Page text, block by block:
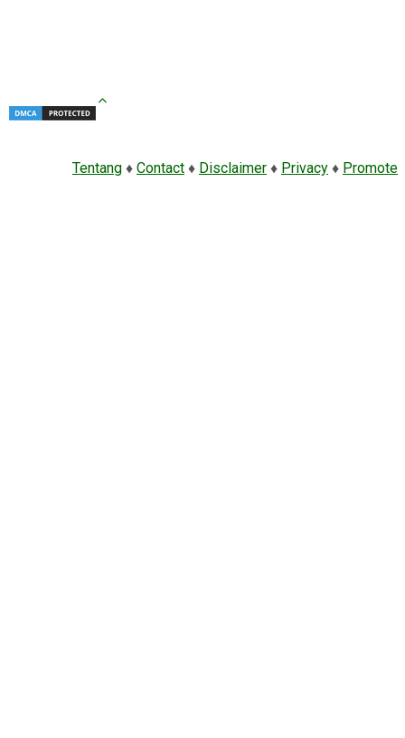
Tentang ♦ Contact ♦ Disclaimer ♦ Privacy ♦ Promote